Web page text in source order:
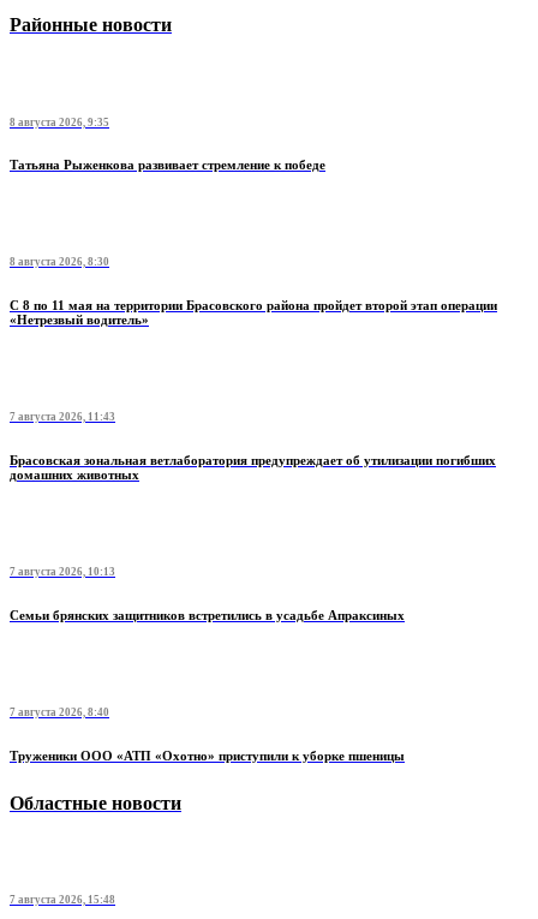
Районные новости
8 августа 2026, 9:35
Татьяна Рыженкова развивает стремление к победе
8 августа 2026, 8:30
С 8 по 11 мая на территории Брасовского района пройдет второй этап операции
«Нетрезвый водитель»
7 августа 2026, 11:43
Брасовская зональная ветлаборатория предупреждает об утилизации погибших
домашних животных
7 августа 2026, 10:13
Семьи брянских защитников встретились в усадьбе Апраксиных
7 августа 2026, 8:40
Труженики ООО «АТП «Охотно» приступили к уборке пшеницы
Областные новости
7 августа 2026, 15:48